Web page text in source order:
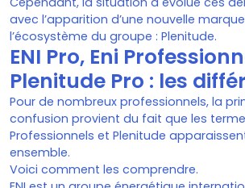
avec l’apparition d’une nouvelle
l’écosystème du groupe : Plenitude.
ENI Pro, Eni
Plenitude Pro : les
Pour de nombreux professionnels, la
confusion provient du fait que les termes
Professionnels et Plenitude
ensemble.
Voici comment les comprendre.